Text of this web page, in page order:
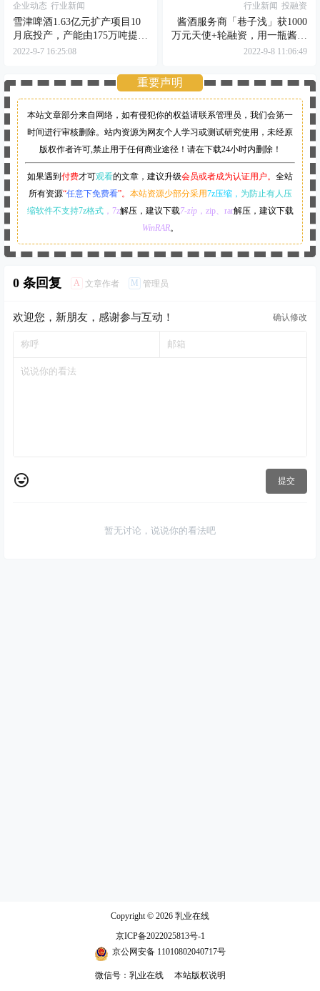
企业动态 行业新闻
雪津啤酒1.63亿元扩产项目10
月底投产，产能由175万吨提升
至200万吨
2022-9-7 16:25:08
行业新闻 投融资
酱酒服务商「巷子浅」获1000
万元天使+轮融资，用一瓶酱酒
进行消费裂变
2022-9-8 11:06:49
重要声明
本站文章部分来自网络，如有侵犯你的权益请联系管理员， 我们会第一
时间进行审核删除。站内资源为网友个人学习或测试研究使用，未经原
版权作者许可,禁止用于任何商业途径！请在下载24小时内删除！
如果遇到 付费才可观看的文章，建议升级会员或者成为认证用户。 全站
所有资源“任意下免费看”。 本站资源少部分采用7z压缩， 为防止有人压
缩软件不支持7z格式，7z解压，建议下载7-zip，zip、rar解压，建议下载
WinRAR。
0 条回复 A 文章作者 M 管理员
欢迎您，新朋友，感谢参与互动！ 确认修改
提交
暂无讨论，说说你的看法吧
Copyright © 2026 乳业在线
京ICP备2022025813号-1
京公网安备 11010802040717号
微信号：乳业在线 本站版权说明